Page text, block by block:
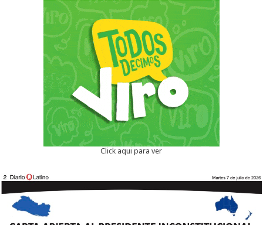
Click aqui para ver